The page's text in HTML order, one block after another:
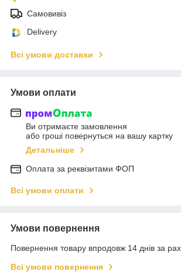
Самовивіз
Delivery
Всі умови доставки
Умови оплати
Ви отримаєте замовлення
або гроші повернуться на вашу картку
Детальніше
Оплата за реквізитами ФОП
Всі умови оплати
Умови повернення
Повернення товару впродовж 14 днів за
Всі умови повернення